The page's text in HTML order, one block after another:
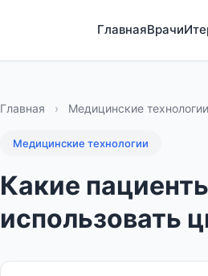
ГлавнаяВрачи
Главная › Медицинские технологии
Медицинские технологии
Какие
использовать